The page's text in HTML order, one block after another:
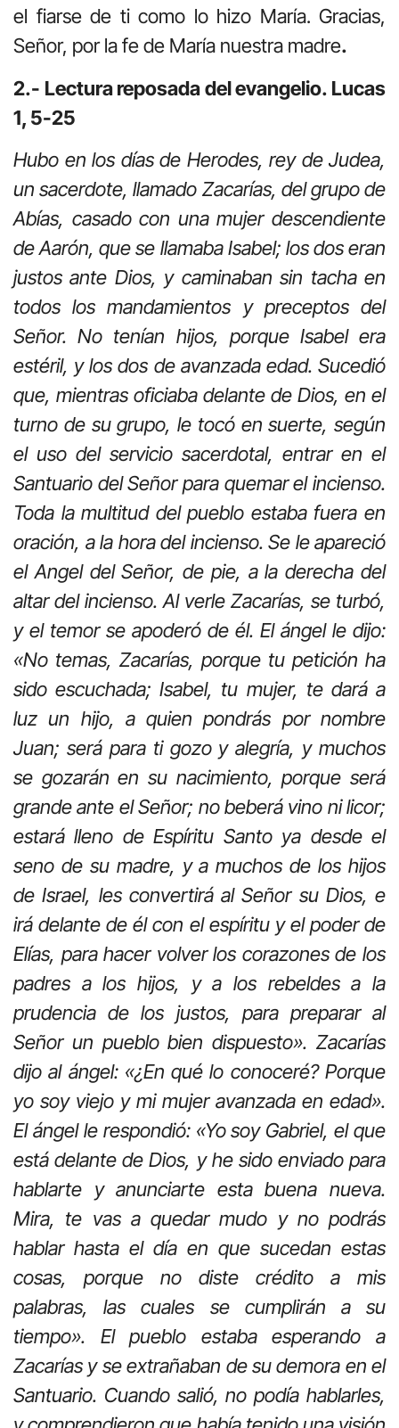
el fiarse de ti como lo hizo María. Gracias,
Señor, por la fe de María nuestra madre.
2.- Lectura reposada del evangelio. Lucas
1, 5-25
Hubo en los días de Herodes, rey de Judea,
un sacerdote, llamado Zacarías, del grupo de
Abías, casado con una mujer descendiente
de Aarón, que se llamaba Isabel; los dos eran
justos ante Dios, y caminaban sin tacha en
todos los mandamientos y preceptos del
Señor. No tenían hijos, porque Isabel era
estéril, y los dos de avanzada edad. Sucedió
que, mientras oficiaba delante de Dios, en el
turno de su grupo, le tocó en suerte, según
el uso del servicio sacerdotal, entrar en el
Santuario del Señor para quemar el incienso.
Toda la multitud del pueblo estaba fuera en
oración, a la hora del incienso. Se le apareció
el Angel del Señor, de pie, a la derecha del
altar del incienso. Al verle Zacarías, se turbó,
y el temor se apoderó de él. El ángel le dijo:
«No temas, Zacarías, porque tu petición ha
sido escuchada; Isabel, tu mujer, te dará a
luz un hijo, a quien pondrás por nombre
Juan; será para ti gozo y alegría, y muchos
se gozarán en su nacimiento, porque será
grande ante el Señor; no beberá vino ni licor;
estará lleno de Espíritu Santo ya desde el
seno de su madre, y a muchos de los hijos
de Israel, les convertirá al Señor su Dios, e
irá delante de él con el espíritu y el poder de
Elías, para hacer volver los corazones de los
padres a los hijos, y a los rebeldes a la
prudencia de los justos, para preparar al
Señor un pueblo bien dispuesto». Zacarías
dijo al ángel: «¿En qué lo conoceré? Porque
yo soy viejo y mi mujer avanzada en edad».
El ángel le respondió: «Yo soy Gabriel, el que
está delante de Dios, y he sido enviado para
hablarte y anunciarte esta buena nueva.
Mira, te vas a quedar mudo y no podrás
hablar hasta el día en que sucedan estas
cosas, porque no diste crédito a mis
palabras, las cuales se cumplirán a su
tiempo». El pueblo estaba esperando a
Zacarías y se extrañaban de su demora en el
Santuario. Cuando salió, no podía hablarles,